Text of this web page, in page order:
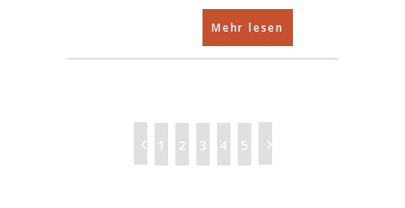
Mehr lesen
1 2 3 4 5